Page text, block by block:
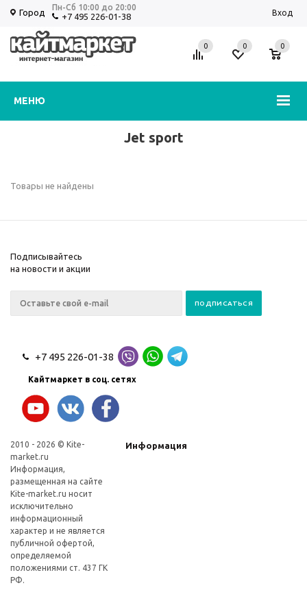
Город
Пн-Сб 10:00 до 20:00
+7 495 226-01-38 Вход
МЕНЮ
0 0
0
Jet sport
Товары не найдены
Подписывайтесь
на новости и акции
+7 495 226-01-38
Кайтмаркет в соц. сетях
2010 - 2026 © Kite-
market.ru
Информация,
размещенная на сайте
Kite-market.ru носит
исключительно
информационный
характер и не является
публичной офертой,
определяемой
положениями ст. 437 ГК
РФ.
Информация